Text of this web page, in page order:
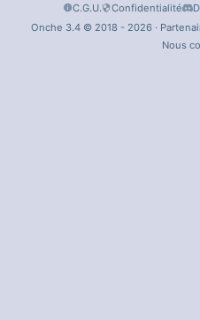
C.G.U. Confidentialité
Onche 3.4 © 2018 - 2026 ·
Nous